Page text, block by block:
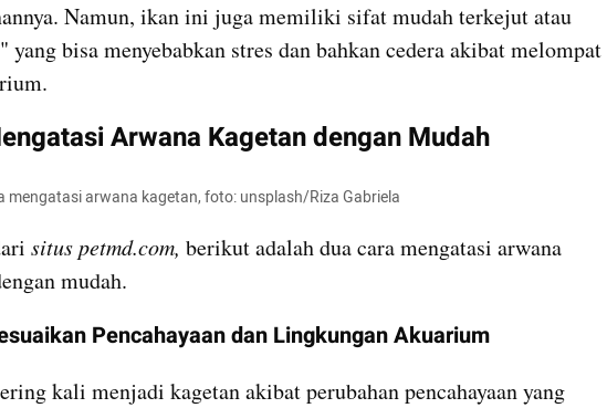
Namun, ikan ini juga memiliki sifat mudah terkejut atau
yang bisa menyebabkan stres dan bahkan cedera akibat melompat
Arwana Kagetan dengan Mudah
mengatasi arwana kagetan, foto: unsplash/Riza Gabriela
situs petmd.com, berikut adalah dua cara mengatasi arwana
mudah.
Pencahayaan dan Lingkungan Akuarium
kali menjadi kagetan akibat perubahan pencahayaan yang